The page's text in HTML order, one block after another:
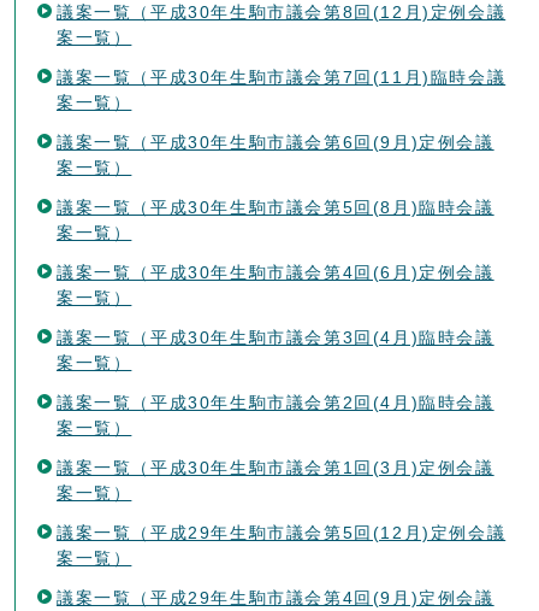
議案一覧（平成30年生駒市議会第8回(12月)定例会議
案一覧）
議案一覧（平成30年生駒市議会第7回(11月)臨時会議
案一覧）
議案一覧（平成30年生駒市議会第6回(9月)定例会議
案一覧）
議案一覧（平成30年生駒市議会第5回(8月)臨時会議
案一覧）
議案一覧（平成30年生駒市議会第4回(6月)定例会議
案一覧）
議案一覧（平成30年生駒市議会第3回(4月)臨時会議
案一覧）
議案一覧（平成30年生駒市議会第2回(4月)臨時会議
案一覧）
議案一覧（平成30年生駒市議会第1回(3月)定例会議
案一覧）
議案一覧（平成29年生駒市議会第5回(12月)定例会議
案一覧）
議案一覧（平成29年生駒市議会第4回(9月)定例会議